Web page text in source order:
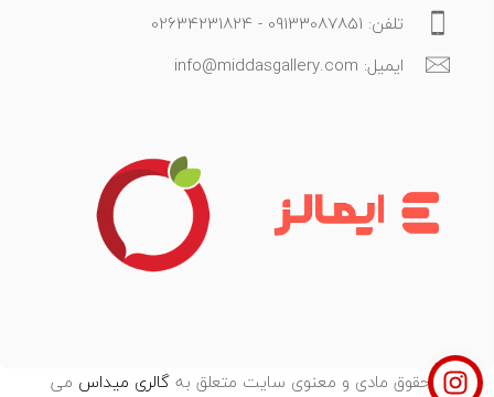
تلفن: 09133087851 - 02634231824
ایمیل: info@middasgallery.com
تمامی حقوق مادی و معنوی سایت متعلق بهگالری میداس می